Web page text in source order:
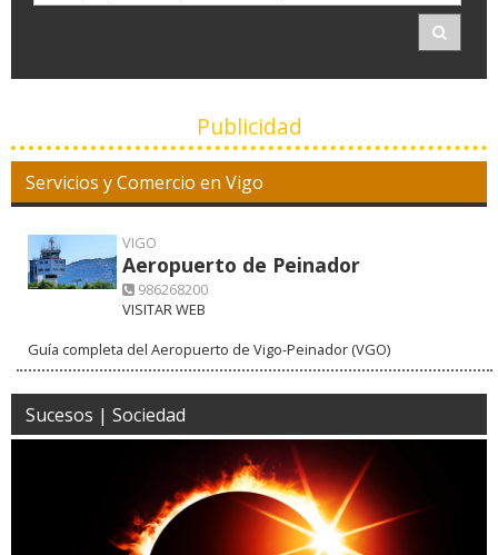
Publicidad
Servicios y Comercio en Vigo
VIGO
Aeropuerto de Peinador
986268200
VISITAR WEB
Guía completa del Aeropuerto de Vigo-Peinador (VGO)
Sucesos | Sociedad